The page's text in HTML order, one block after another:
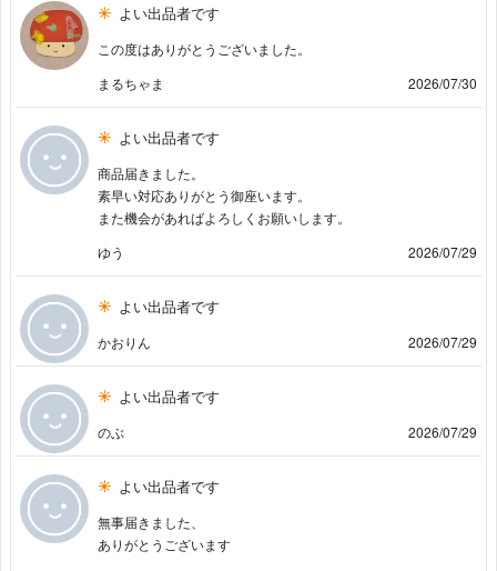
よい出品者です
この度はありがとうございました。
まるちゃま
2026/07/30
よい出品者です
商品届きました。
素早い対応ありがとう御座います。
また機会があればよろしくお願いします。
ゆう
2026/07/29
よい出品者です
かおりん 2026/07/29
よい出品者です
のぶ 2026/07/29
よい出品者です
無事届きました、
ありがとうございます